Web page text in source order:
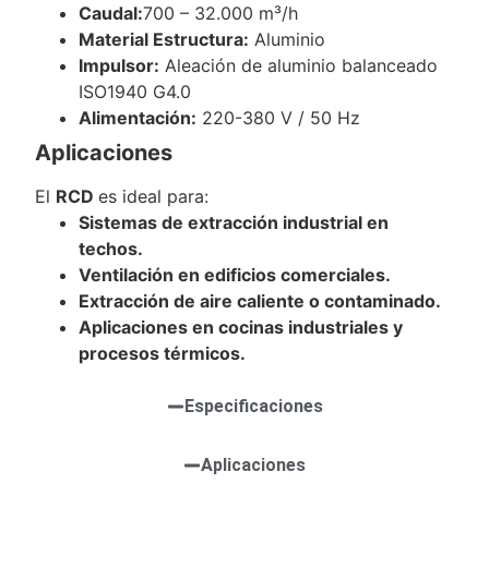
Especificaciones
Aplicaciones
Caudal:700 – 32.000 m³/h
Material Estructura: Aluminio
Impulsor: Aleación de aluminio balanceado
ISO1940 G4.0
Alimentación: 220-380 V / 50 Hz
Aplicaciones
El RCDes ideal para:
Sistemas de extracción industrial en
techos.
Ventilación en edificios comerciales.
Extracción de aire caliente o contaminado.
Aplicaciones en cocinas industriales y
procesos térmicos.